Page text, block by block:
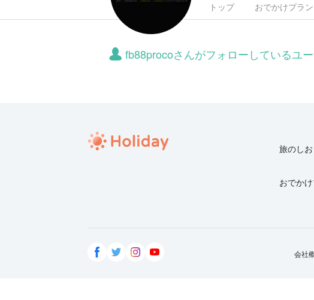
トップ おでかけプラン
fb88procoさんがフォローしているユ
旅のしお
おでか
会社